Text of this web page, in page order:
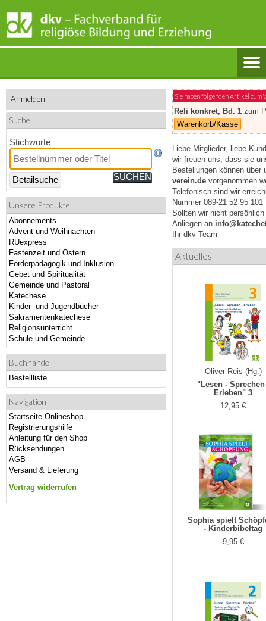
Anmelden
Suche
Stichworte
Detailsuche
Unsere Produkte
Abonnements
Advent und Weihnachten
RUexpress
Fastenzeit und Ostern
Förderpädagogik und Inklusion
Gebet und Spiritualität
Gemeinde und Pastoral
Katechese
Kinder- und Jugendbücher
Sakramentenkatechese
Religionsunterricht
Schule und Gemeinde
Buchhandel
Bestellliste
Navigation
Startseite Onlineshop
Registrierungshilfe
Anleitung für den Shop
Rücksendungen
AGB
Versand & Lieferung
Vertrag widerrufen
Sie haben folgenden Artikel
Reli konkret, Bd. 1 zum
Warenkorb/Kasse
Liebe Mitglieder, liebe
wir freuen uns, dass sie
Bestellungen können
verein.de vorgenommen
Telefonisch sind wir
Nummer 089-21 52 95 101
Sollten wir nicht
Anliegen an
Ihr dkv-Team
Aktuelles
Oliver Reis (Hg.)
"Lesen - Sprechen
Erleben" 3
12,95 €
Sophia spielt
- Kinderbibeltag
9,95 €